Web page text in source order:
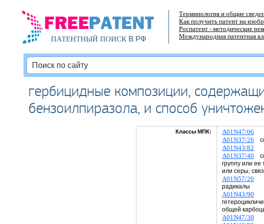
ПАТЕНТНЫЙ ПОИСКВ РФ
Терминология и общие
Как получить патент на
Роспатент - методические
Международная патентная
гербицидные композиции,
бензоилпиразола, и способ
Классы МПК: A01N47/06
A01N37/26
A01N43/82
A01N37/40
группу или ее
или серы,
A01N57/20
радикалы
A01N43/90
общей
A01N47/30